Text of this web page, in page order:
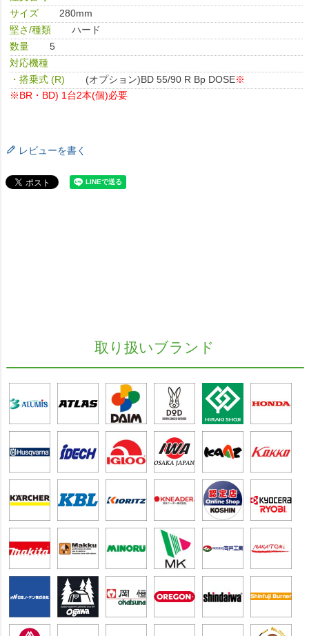
サイズ
280mm
堅さ/種類
ハード
数量
5
対応機種
・搭乗式 (R)
(オプション)BD 55/90 R Bp DOSE※
※BR・BD) 1台2本(個)必要
レビューを書く
取り扱いブランド